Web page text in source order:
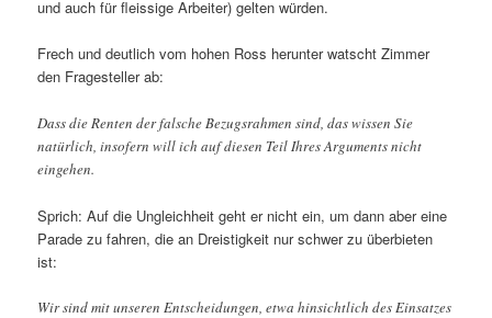
und auch für fleissige Arbeiter) gelten würden.
Frech und deutlich vom hohen Ross herunter watscht Zimmer
den Fragesteller ab:
Dass die Renten der falsche Bezugsrahmen sind, das wissen Sie
natürlich, insofern will ich auf diesen Teil Ihres Arguments nicht
eingehen.
Sprich: Auf die Ungleichheit geht er nicht ein, um dann aber eine
Parade zu fahren, die an Dreistigkeit nur schwer zu überbieten
ist:
Wir sind mit unseren Entscheidungen, etwa hinsichtlich des Einsatzes